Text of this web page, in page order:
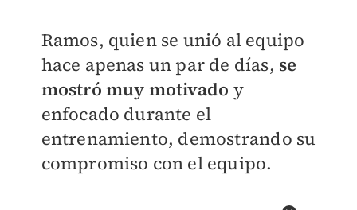
Ramos, quien se unió al equipo
hace apenas un par de días, se
mostró muy motivado y
enfocado durante el
entrenamiento, demostrando su
compromiso con el equipo.